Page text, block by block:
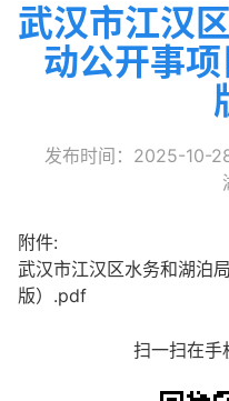
武汉市江汉
动公开事
发布时间：2025-10-
附件:
武汉市江汉区水务和湖泊
版）.pdf
扫一扫在手